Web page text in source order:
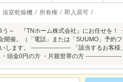
浴室乾燥機 所有権 即入居可
～ 『TNホーム株式会社』にお任せを！
開催。（「電話」または「SUUMO」予約
ます。 -------------------- 「該当するお客様
頭金0円の方 ・片親世帯の方 ------------------